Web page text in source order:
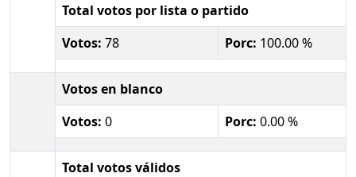
Total votos por lista o partido
Votos: 78 Porc: 100.00 %
Votos en blanco
Votos: 0 Porc: 0.00 %
Total votos válidos